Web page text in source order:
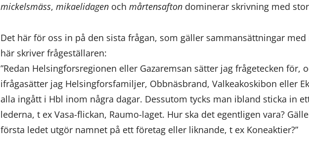
mickelsmäss, mikaelidagenoch mårtensaftondominerar skrivning med
Det här för oss in på den sista frågan, som gäller sammansättningar
här skriver frågeställaren:
”Redan Helsingforsregionen eller Gazaremsan sätter jag frågetecken för,
ifrågasätter jag Helsingforsfamiljer, Obbnäsbrand, Valkeakoskibon eller
alla ingått i Hbl inom några dagar. Dessutom tycks man ibland sticka in
lederna, t ex Vasa-flickan, Raumo-laget. Hur ska det egentligen vara?
första ledet utgör namnet på ett företag eller liknande, t ex Koneaktier?”